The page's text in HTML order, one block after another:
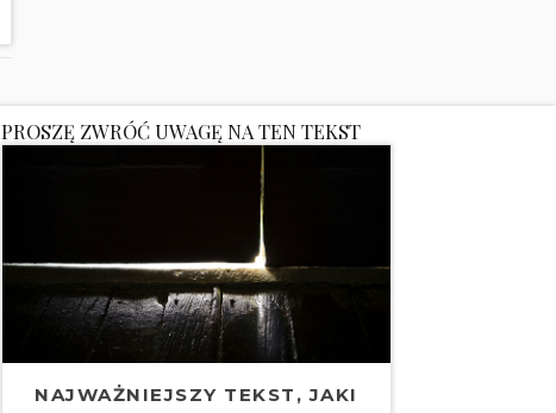
PROSZĘ ZWRÓĆ UWAGĘ NA TEN TEKST
NAJWAŻNIEJSZY TEKST, JAKI